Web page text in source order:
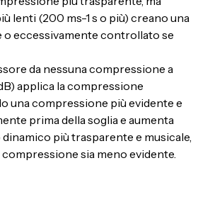
lenti (200 ms-1 s o più) creano una
o eccessivamente controllato se
da nessuna compressione a
applica la compressione
una compressione più evidente e
prima della soglia e aumenta
più trasparente e musicale,
sia meno evidente.